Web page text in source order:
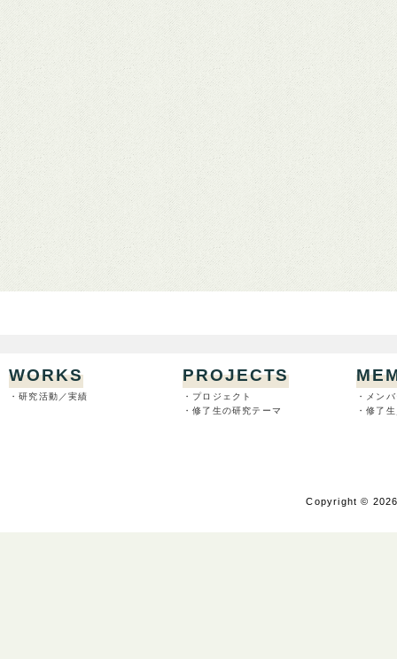
WORKS
・研究活動／実績
PROJECTS
・プロジェクト
・修了生の研究テーマ
・メン
・修了
Copyright ©